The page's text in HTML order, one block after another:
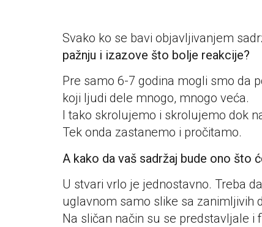
Svako ko se bavi objavljivanjem
pažnju i izazove što bolje reakcije?
Pre samo 6-7 godina mogli smo da
koji ljudi dele mnogo, mnogo veća.
I tako skrolujemo i skrolujemo dok
Tek onda zastanemo i pročitamo.
A kako da vaš sadržaj bude ono što
U stvari vrlo je jednostavno. Treba
uglavnom samo slike sa zanimljivih
Na sličan način su se predstavljale i